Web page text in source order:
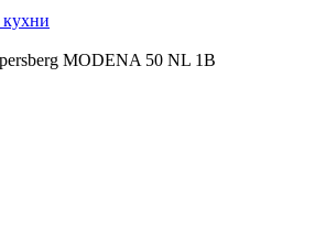
кухни
MODENA 50 NL 1B